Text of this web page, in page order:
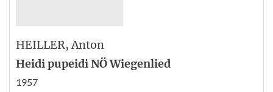
HEILLER, Anton
Heidi pupeidi NÖ Wiegenlied
1957